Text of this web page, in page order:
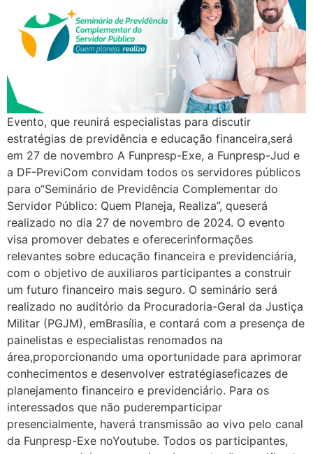
Evento, que reunirá especialistas para discutir
estratégias de previdência e educação financeira,será
em 27 de novembro A Funpresp-Exe, a Funpresp-Jud e
a DF-PreviCom convidam todos os servidores públicos
para o“Seminário de Previdência Complementar do
Servidor Público: Quem Planeja, Realiza”, queserá
realizado no dia 27 de novembro de 2024. O evento
visa promover debates e oferecerinformações
relevantes sobre educação financeira e previdenciária,
com o objetivo de auxiliaros participantes a construir
um futuro financeiro mais seguro. O seminário será
realizado no auditório da Procuradoria-Geral da Justiça
Militar (PGJM), emBrasília, e contará com a presença de
painelistas e especialistas renomados na
área,proporcionando uma oportunidade para aprimorar
conhecimentos e desenvolver estratégiaseficazes de
planejamento financeiro e previdenciário. Para os
interessados que não puderemparticipar
presencialmente, haverá transmissão ao vivo pelo canal
da Funpresp-Exe noYoutube. Todos os participantes,